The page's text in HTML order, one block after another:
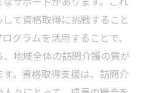
て資格取得に挑戦すること
グラムを活用することで、
地域全体の訪問介護の質が
。資格取得支援は、訪問介